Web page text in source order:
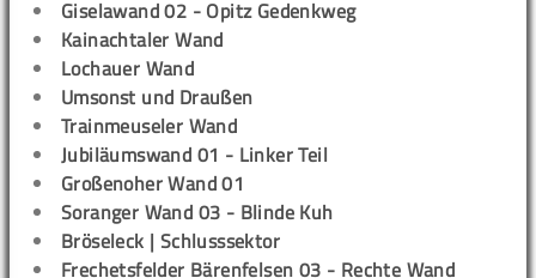
Giselawand 02 - Opitz Gedenkweg
Kainachtaler Wand
Lochauer Wand
Umsonst und Draußen
Trainmeuseler Wand
Jubiläumswand 01 - Linker Teil
Großenoher Wand 01
Soranger Wand 03 - Blinde Kuh
Bröseleck | Schlusssektor
Frechetsfelder Bärenfelsen 03 - Rechte Wand